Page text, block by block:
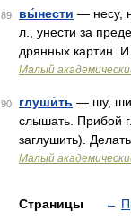
89 вы́нести — несу,
л., унести за
дрянных картин.
Малый
90 глуши́ть — шу,
слышать. Прибой
заглушить).
Малый
Страницы ←